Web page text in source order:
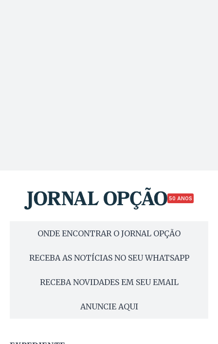
50 ANOS
ONDE ENCONTRAR O JORNAL OPÇÃO
RECEBA AS NOTÍCIAS NO SEU WHATSAPP
RECEBA NOVIDADES EM SEU EMAIL
ANUNCIE AQUI